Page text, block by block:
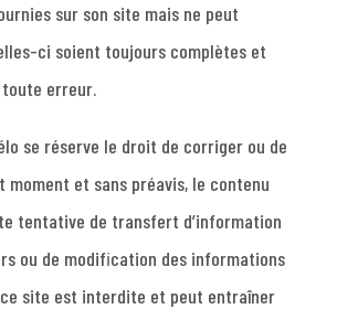
sur son site mais ne peut
ci soient toujours complètes et
toute erreur.
se réserve le droit de corriger ou de
moment et sans préavis, le contenu
tentative de transfert d’information
ou de modification des informations
site est interdite et peut entraîner